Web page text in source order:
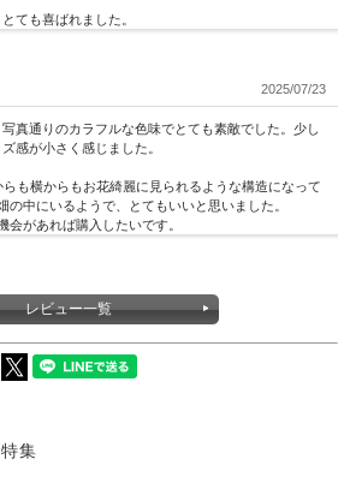
とても喜ばれました。
2025/07/23
真通りのカラフルな色味でとても素敵でした。少し
感が小さく感じました。
も横からもお花綺麗に見られるような構造になって
の中にいるようで、とてもいいと思いました。
会があれば購入したいです。
レビュー一覧